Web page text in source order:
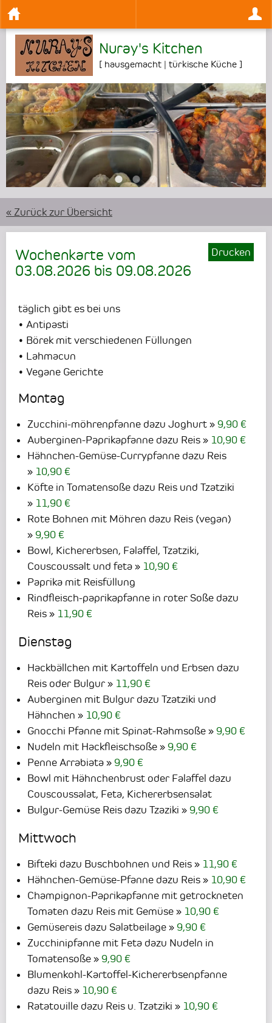
Nuray's Kitchen
[ hausgemacht | türkische Küche ]
•••
« Zurück zur Übersicht
Drucken
Wochenkarte vom
03.08.2026 bis 09.08.2026
täglich gibt es bei uns
• Antipasti
• Börek mit verschiedenen Füllungen
• Lahmacun
• Vegane Gerichte
Montag
Zucchini-möhrenpfanne dazu Joghurt
9,90 €
Auberginen-Paprikapfanne dazu Reis
10,90 €
Hähnchen-Gemüse-Currypfanne dazu Reis
10,90 €
Köfte in Tomatensoße dazu Reis und Tzatziki
11,90 €
Rote Bohnen mit Möhren dazu Reis (vegan)
9,90 €
Bowl, Kichererbsen, Falaffel, Tzatziki,
Couscoussalt und feta
10,90 €
Paprika mit Reisfüllung
Rindfleisch-paprikapfanne in roter Soße dazu
Reis
11,90 €
Dienstag
Hackbällchen mit Kartoffeln und Erbsen dazu
Reis oder Bulgur
11,90 €
Auberginen mit Bulgur dazu Tzatziki und
Hähnchen
10,90 €
Gnocchi Pfanne mit Spinat-Rahmsoße
9,90 €
Nudeln mit Hackfleischsoße
9,90 €
Penne Arrabiata
9,90 €
Bowl mit Hähnchenbrust oder Falaffel dazu
Couscoussalat, Feta, Kichererbsensalat
Bulgur-Gemüse Reis dazu Tzaziki
9,90 €
Mittwoch
Bifteki dazu Buschbohnen und Reis
11,90 €
Hähnchen-Gemüse-Pfanne dazu Reis
10,90 €
Champignon-Paprikapfanne mit getrockneten
Tomaten dazu Reis mit Gemüse
10,90 €
Gemüsereis dazu Salatbeilage
9,90 €
Zucchinipfanne mit Feta dazu Nudeln in
Tomatensoße
9,90 €
Blumenkohl-Kartoffel-Kichererbsenpfanne
dazu Reis
10,90 €
Ratatouille dazu Reis u. Tzatziki
10,90 €